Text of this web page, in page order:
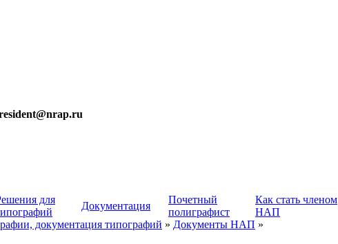
для
Документация
Почетный
полиграфист
Как стать членом
НАП
документация типографий » Документы НАП »